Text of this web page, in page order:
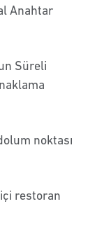
Anahtar
Süreli
noktası
restoran